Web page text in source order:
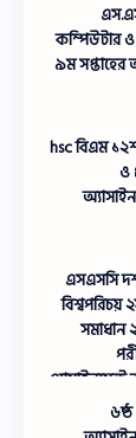
কম্পিউটার ও
৯ম সপ্তাহের
hsc বিএম ১২শ
ও
এসএসসি
বিশ্বপরিচয়
এ্যাসাইনমেন্ট
বিশ্বপরিচয়